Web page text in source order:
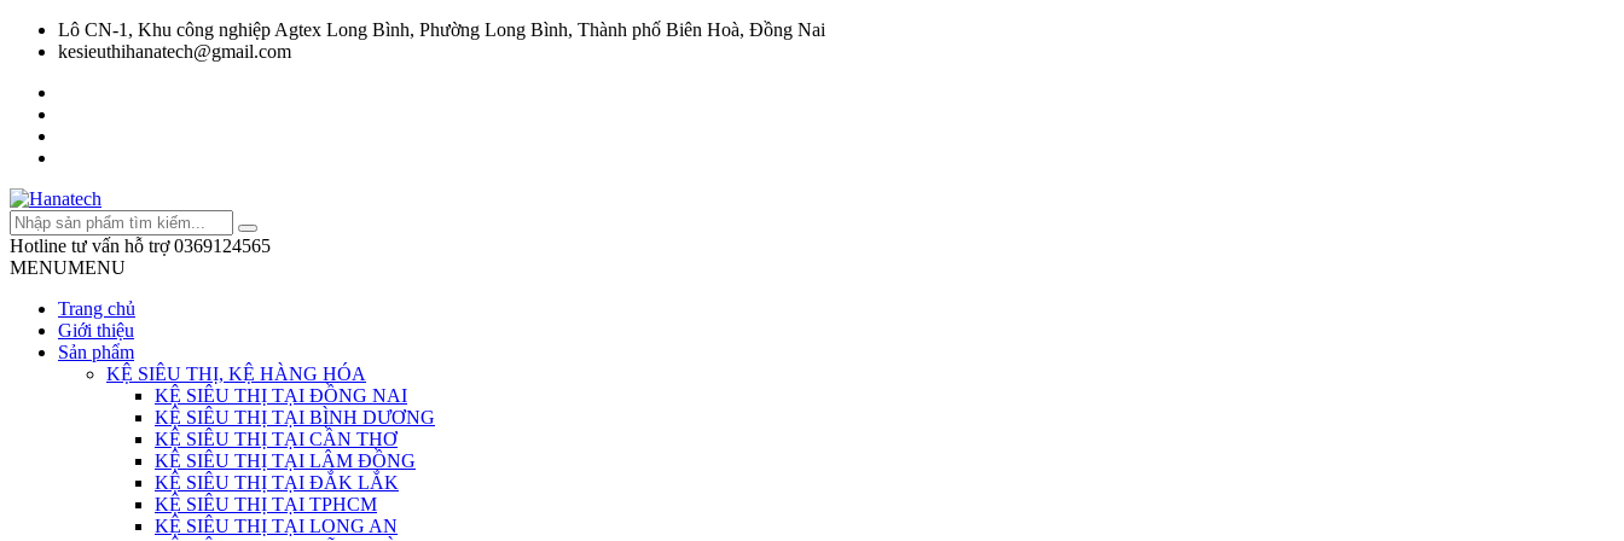
Lô CN-1, Khu công nghiệp Agtex Long Bình, Phường Long Bình, Thành phố Biên Hoà, Đồng Nai
kesieuthihanatech@gmail.com
Hotline tư vấn hỗ trợ 0369124565
MENUMENU
Trang chủ
Giới thiệu
Sản phẩm
KỆ SIÊU THỊ, KỆ HÀNG HÓA
KỆ SIÊU THỊ TẠI ĐỒNG NAI
KỆ SIÊU THỊ TẠI BÌNH DƯƠNG
KỆ SIÊU THỊ TẠI CẦN THƠ
KỆ SIÊU THỊ TẠI LÂM ĐỒNG
KỆ SIÊU THỊ TẠI ĐẮK LẮK
KỆ SIÊU THỊ TẠI TPHCM
KỆ SIÊU THỊ TẠI LONG AN